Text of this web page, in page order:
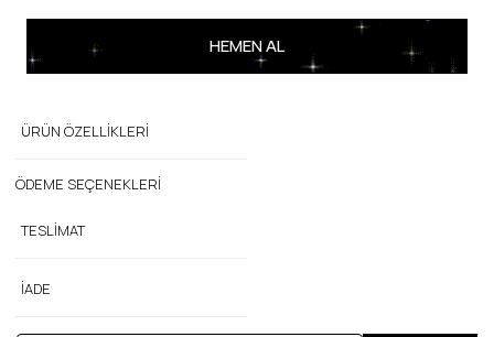
ÜRÜN ÖZELLIKLERI
ÖDEME SEÇENEKLERI
TESLIMAT
İADE